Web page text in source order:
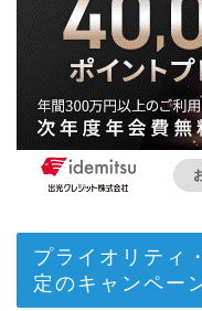
プライオリティ
定のキャンペー